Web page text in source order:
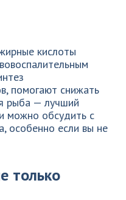
кислоты
помогают снижать
рыба — лучший
можно обсудить с
особенно если вы не
только